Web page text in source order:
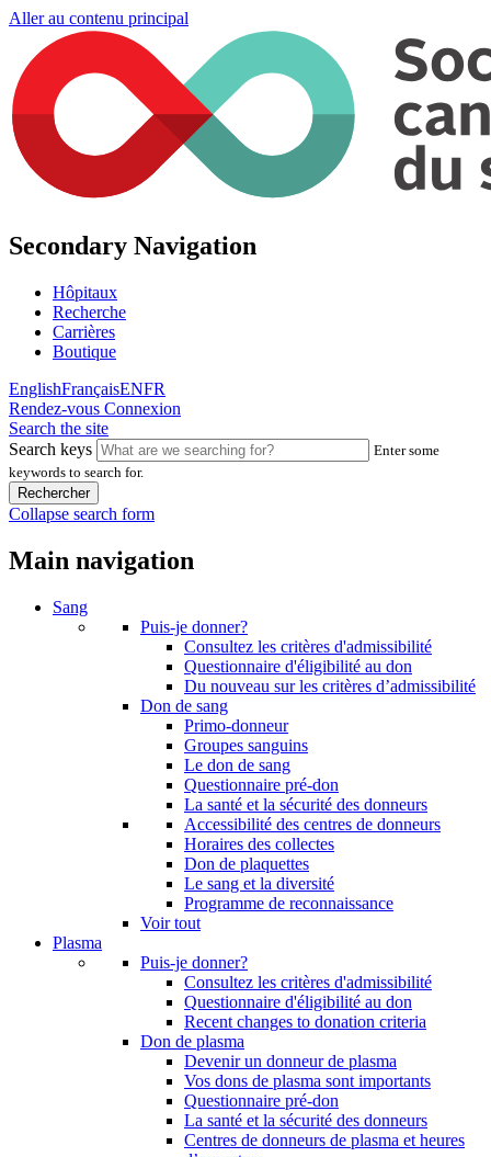
Aller au contenu principal
Secondary Navigation
Hôpitaux
Recherche
Carrières
Boutique
EnglishFrançaisENFR
Rendez-vous Connexion
Search the site
Search keys
Enter some
keywords to search for.
Collapse search form
Main navigation
Sang
Puis-je donner?
Consultez les critères d'admissibilité
Questionnaire d'éligibilité au don
Du nouveau sur les critères d’admissibilité
Don de sang
Primo-donneur
Groupes sanguins
Le don de sang
Questionnaire pré-don
La santé et la sécurité des donneurs
Accessibilité des centres de donneurs
Horaires des collectes
Don de plaquettes
Le sang et la diversité
Programme de reconnaissance
Voir tout
Plasma
Puis-je donner?
Consultez les critères d'admissibilité
Questionnaire d'éligibilité au don
Recent changes to donation criteria
Don de plasma
Devenir un donneur de plasma
Vos dons de plasma sont importants
Questionnaire pré-don
La santé et la sécurité des donneurs
Centres de donneurs de plasma et heures